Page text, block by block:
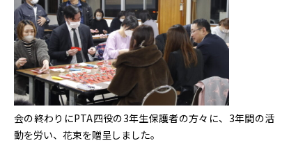
会の終わりにPTA四役の3年生保護者の方々に、3年間の活
動を労い、花束を贈呈しました。